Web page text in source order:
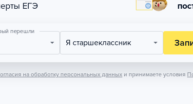
ЕГЭ
перешли
Я старшеклассник
на обработку персональных данных и принимаете условия